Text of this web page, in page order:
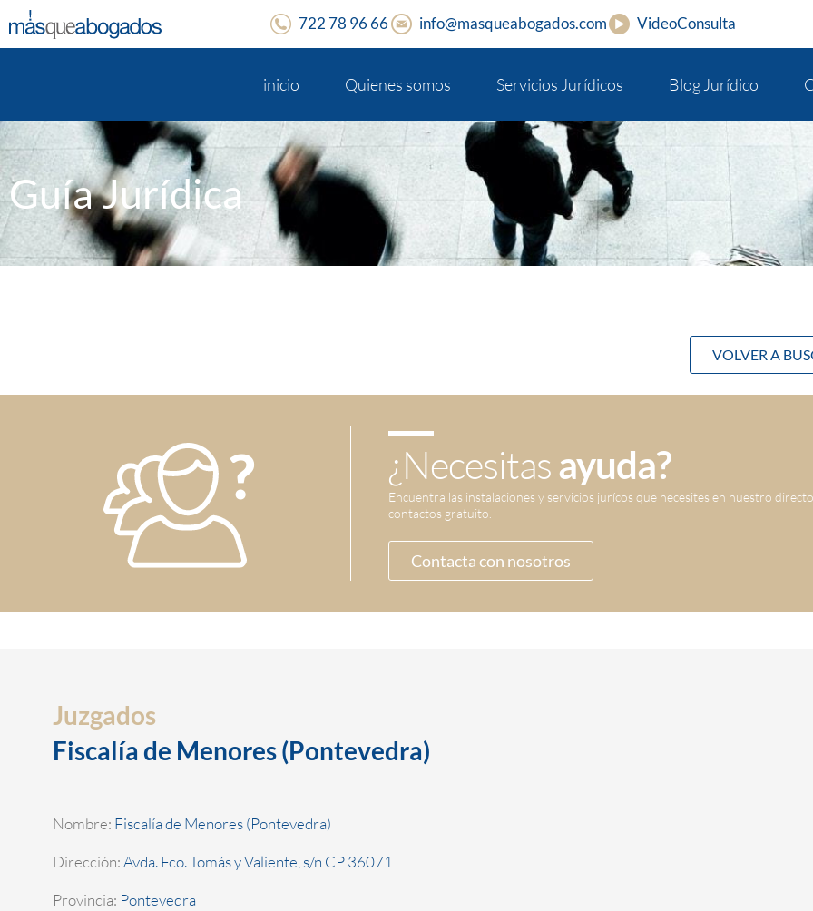
722 78 96 66 info@masqueabogados.com VideoConsulta
inicio Quienes somos Servicios Jurídicos Blog Jurídico
Guía Jurídica
VOLVER A
¿Necesitasayuda?
Encuentra las instalaciones y servicios jurícos que necesites en nuestro
contactos gratuito.
Contacta con nosotros
Juzgados
Fiscalía de Menores (Pontevedra)
Nombre: Fiscalía de Menores (Pontevedra)
Dirección:Avda. Fco. Tomás y Valiente, s/n CP 36071
Provincia: Pontevedra